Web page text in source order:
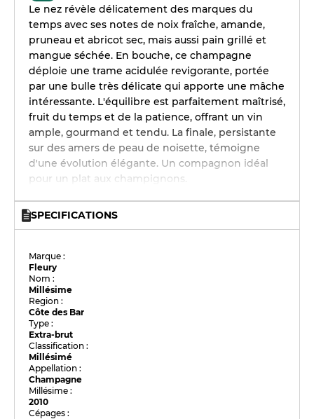
Le nez révèle délicatement des marques du
temps avec ses notes de noix fraîche, amande,
pruneau et abricot sec, mais aussi pain grillé et
mangue séchée. En bouche, ce champagne
déploie une trame acidulée revigorante, portée
par une bulle très délicate qui apporte une mâche
intéressante. L'équilibre est parfaitement maîtrisé,
fruit du temps et de la patience, offrant un vin
ample, gourmand et tendu. La finale, persistante
sur des amers de peau de noisette, témoigne
d'une évolution élégante. Un compagnon idéal
pour un plat aux champignons.
SPECIFICATIONS
Marque :
Fleury
Nom :
Millésime
Region :
Côte des Bar
Type :
Extra-brut
Classification :
Millésimé
Appellation :
Champagne
Millésime :
2010
Cépages :